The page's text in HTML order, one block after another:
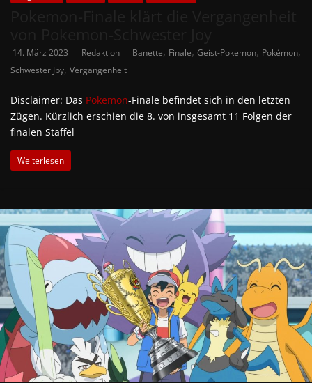
14. März 2023 Redaktion Banette, Finale, Geist-Pokemon, Pokémon,
Schwester Jpy, Vergangenheit
Disclaimer: Das Pokemon-Finale befindet sich in den letzten
Zügen. Kürzlich erschien die 8. von insgesamt 11 Folgen der
finalen Staffel
Weiterlesen